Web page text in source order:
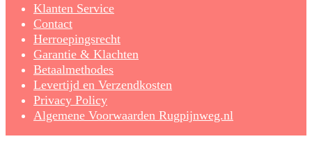
Klanten Service
Contact
Herroepingsrecht
Garantie & Klachten
Betaalmethodes
Levertijd en Verzendkosten
Privacy Policy
Algemene Voorwaarden Rugpijnweg.nl